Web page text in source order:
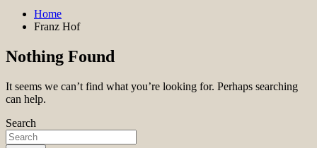
Home
Franz Hof
Nothing Found
It seems we can’t find what you’re looking for. Perhaps searching
can help.
Search